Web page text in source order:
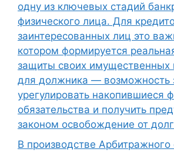
одну из ключевых стадий
физического лица. Для
заинтересованных лиц это
котором формируется
защиты своих имущественных
для должника — возможность
урегулировать накопившиеся
обязательства и получить
законом освобождение от
В производстве Арбитражного